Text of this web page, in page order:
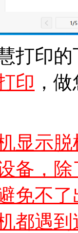
打印
印 ，
显示
备，
免不
都遇